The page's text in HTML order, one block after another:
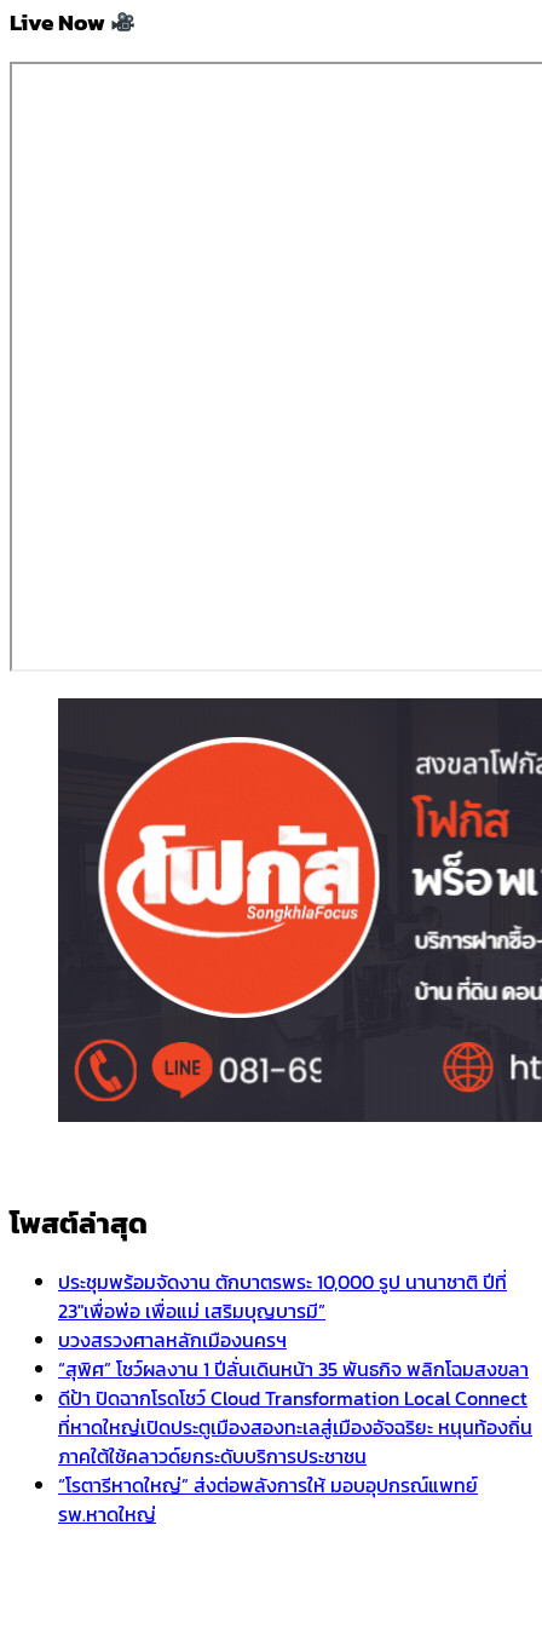
Live Now
โพสต์ล่าสุด
ประชุมพร้อมจัดงาน ตักบาตรพระ 10,000 รูป นานาชาติ ปีที่
23″เพื่อพ่อ เพื่อแม่ เสริมบุญบารมี”
บวงสรวงศาลหลักเมืองนครฯ
“สุพิศ” โชว์ผลงาน 1 ปีลั่นเดินหน้า 35 พันธกิจ พลิกโฉมสงขลา
ดีป้า ปิดฉากโรดโชว์ Cloud Transformation Local Connect
ที่หาดใหญ่เปิดประตูเมืองสองทะเลสู่เมืองอัจฉริยะ หนุนท้องถิ่น
ภาคใต้ใช้คลาวด์ยกระดับบริการประชาชน
“โรตารีหาดใหญ่” ส่งต่อพลังการให้ มอบอุปกรณ์แพทย์
รพ.หาดใหญ่